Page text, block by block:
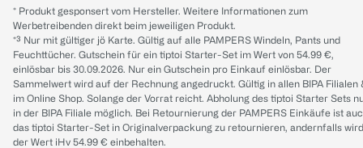
* Produkt gesponsert vom Hersteller. Weitere Informationen zum
Werbetreibenden direkt beim jeweiligen Produkt.
*³ Nur mit gültiger jö Karte. Gültig auf alle PAMPERS Windeln, Pants und
Feuchttücher. Gutschein für ein tiptoi Starter-Set im Wert von 54.99 €,
einlösbar bis 30.09.2026. Nur ein Gutschein pro Einkauf einlösbar. Der
Sammelwert wird auf der Rechnung angedruckt. Gültig in allen BIPA Filialen
im Online Shop. Solange der Vorrat reicht. Abholung des tiptoi Starter Sets
in der BIPA Filiale möglich. Bei Retournierung der PAMPERS Einkäufe ist
das tiptoi Starter-Set in Originalverpackung zu retournieren, andernfalls wird
der Wert iHv 54.99 € einbehalten.